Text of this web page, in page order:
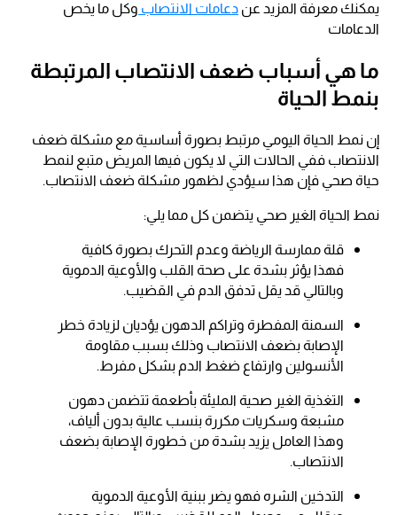
يمكنك معرفة المزيد عن دعامات الانتصاب وكل ما يخص
الدعامات
ما هي أسباب ضعف الانتصاب المرتبطة
بنمط الحياة
إن نمط الحياة اليومي مرتبط بصورة أساسية مع مشكلة ضعف
الانتصاب ففي الحالات التي لا يكون فيها المريض متبع لنمط
حياة صحي فإن هذا سيؤدي لظهور مشكلة ضعف الانتصاب.
نمط الحياة الغير صحي يتضمن كل مما يلي:
قلة ممارسة الرياضة وعدم التحرك بصورة كافية
فهذا يؤثر بشدة على صحة القلب والأوعية الدموية
وبالتالي قد يقل تدفق الدم في القضيب.
السمنة المفطرة وتراكم الدهون يؤديان لزيادة خطر
الإصابة بضعف الانتصاب وذلك بسبب مقاومة
الأنسولين وارتفاع ضغط الدم بشكل مفرط.
التغذية الغير صحية المليئة بأطعمة تتضمن دهون
مشبعة وسكريات مكررة بنسب عالية بدون ألياف،
وهذا العامل يزيد بشدة من خطورة الإصابة بضعف
الانتصاب.
التدخين الشره فهو يضر ببنية الأوعية الدموية